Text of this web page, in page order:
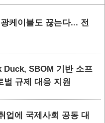
케이블도 끊는다... 전
Duck, SBOM 기반 소프
벌 규제 대응 지원
업에 국제사회 공동 대